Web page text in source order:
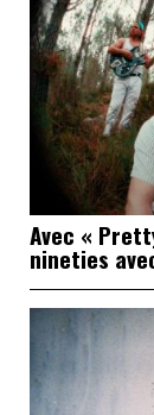
Avec «
nineties